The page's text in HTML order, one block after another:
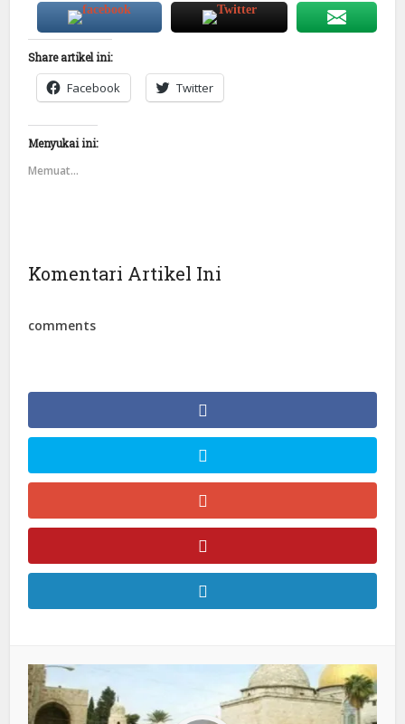
Share artikel ini:
Facebook Twitter
Menyukai ini:
Memuat...
Komentari Artikel Ini
comments